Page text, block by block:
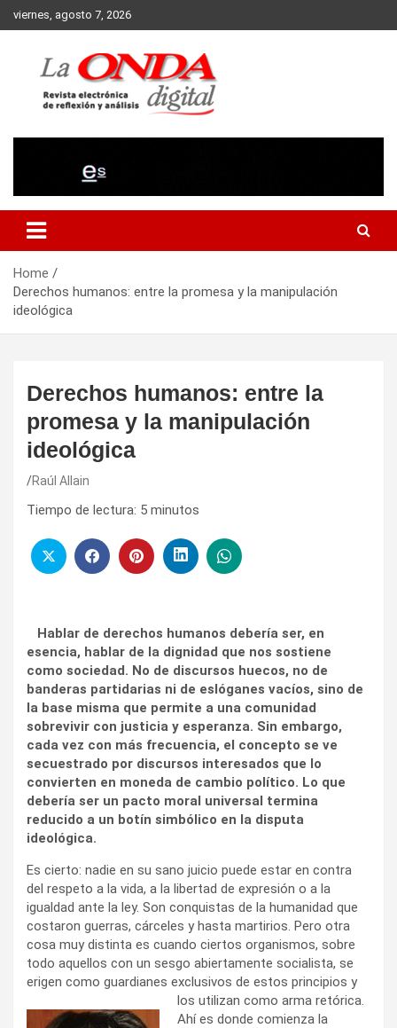
Skip
to
viernes, agosto 7, 2026
Home
Derechos humanos: entre la promesa y la manipulación
ideológica
Derechos humanos: entre la
promesa y la manipulación
ideológica
Raúl Allain
Tiempo de lectura: 5 minutos
Hablar de derechos humanos debería ser, en
esencia, hablar de la dignidad que nos sostiene
como sociedad. No de discursos huecos, no de
banderas partidarias ni de eslóganes vacíos, sino de
la base misma que permite a una comunidad
sobrevivir con justicia y esperanza. Sin embargo,
cada vez con más frecuencia, el concepto se ve
secuestrado por discursos interesados que lo
convierten en moneda de cambio político. Lo que
debería ser un pacto moral universal termina
reducido a un botín simbólico en la disputa
ideológica.
Es cierto: nadie en su sano juicio puede estar en contra
del respeto a la vida, a la libertad de expresión o a la
igualdad ante la ley. Son conquistas de la humanidad que
costaron guerras, cárceles y hasta martirios. Pero otra
cosa muy distinta es cuando ciertos organismos, sobre
todo aquellos con un sesgo abiertamente socialista, se
erigen como guardianes exclusivos de estos principios y
los utilizan como arma retórica.
Ahí es donde comienza la